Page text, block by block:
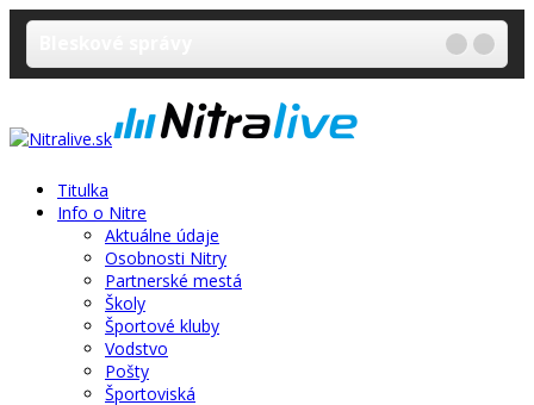
Titulka
Info o Nitre
Aktuálne údaje
Osobnosti Nitry
Partnerské mestá
Školy
Športové kluby
Vodstvo
Pošty
Športoviská